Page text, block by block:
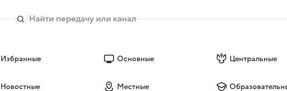
Избранные Основные Центральные
Новостные Местные